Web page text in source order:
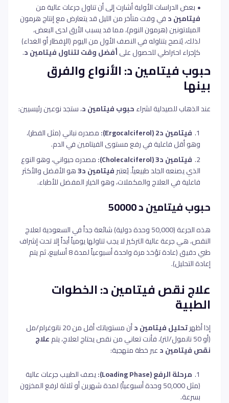
بعض الدراسات الأولية أشارت إلى أن تناول جرعات عالية من
فيتامين دفي وقت متأخر من الليل قد يتعارض مع إنتاج هرمون
الميلاتونين (هرمون النوم)، مما قد يسبب الأرق لدى البعض،
لذلك، يُنصح بتناوله في النصف الأول من اليوم (الإفطار أو الغداء)
كإجراء احتراطي للحصول علىأفضل وقت لتناول فيتامين د.
حبوب فيتامين د: الأنواع والفرق
بينها
عند الذهاب للصيدلية لشراءحبوب فيتامين د، ستجد نوعين رئيسيين:
فيتامين د2 (Ergocalciferol):
مصدره نباتي (مثل الفطر)،
وهو أقل فاعلية في رفع مستوى الفيتامين في الدم.
فيتامين د3 (Cholecalciferol):
مصدره حيواني، وهو النوع
الذي يصنعه الجلد طبيعياً. يُعتبرفيتامين د3 هو الأفضل والأكثر
فاعلية في العلاج والمكملات، وهو الخيار المفضل للأطباء.
حبوب فيتامين د 50000
هذه الجرعة (50,000 وحدة دولية) شائعة جداً في السعودية لعلاج
النقص، هي جرعة عالية التركيز لا يجب تناولها يومياً أبداً إلا تحت إشراف
طبي دقيق (عادة تؤخذ مرة واحدة أسبوعياً لمدة 8 أسابيع، ثم يتم
إعادة التحليل).
علاج نقص فيتامين د: الخطوات
الطبية
إذا أظهرتحليل فيتامين د
أن مستوياتك أقل من 20 نانوغرام/مل
(أو 50 نانمول/لتر)، فأنت تعاني من نقص يحتاج لعلاج، يتم
علاج
نقص فيتامين دعبر خطة منهجية:
مرحلة الرفع (Loading Phase):
يصف الطبيب جرعات عالية
(مثل 50,000 وحدة أسبوعياً) لمدة شهرين أو ثلاثة لرفع المخزون
بسرعة.